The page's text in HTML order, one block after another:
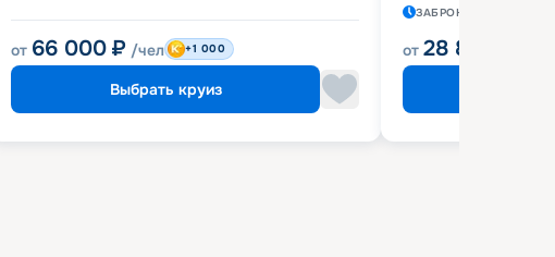
от 66 000 ₽ /чел +1 000
Выбрать круиз
ЗАБРОНИРОВАН
от 28 800